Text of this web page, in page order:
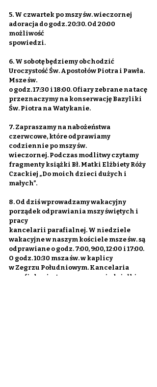
5. W czwartek po mszy św. wieczornej
adoracja do godz. 20:30. Od 20:00
możliwość
spowiedzi.
6. W sobotę będziemy obchodzić
Uroczystość Św. Apostołów Piotra i Pawła.
Msze św.
o godz. 17:30 i 18:00. Ofiary zebrane na tacę
przeznaczymy na konserwację Bazyliki
Św. Piotra na Watykanie.
7. Zapraszamy na nabożeństwa
czerwcowe, które odprawiamy
codziennie po mszy św.
wieczornej. Podczas modlitwy czytamy
fragmenty książki Bł. Matki Elżbiety Róży
Czackiej „Do moich dzieci dużych i
małych”.
8. Od dziś wprowadzamy wakacyjny
porządek odprawiania mszy świętych i
pracy
kancelarii parafialnej. W niedziele
wakacyjne w naszym kościele msze św. są
odprawiane o godz. 7:00, 9:00, 12:00 i 17:00.
O godz. 10:30 msza św. w kaplicy
w Zegrzu Południowym. Kancelaria
parafialna jest czynna w poniedziałki,